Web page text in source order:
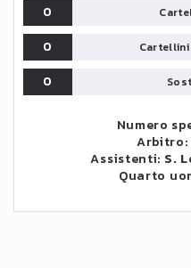
0
0
0
Numero
Arbitro:
Assistenti: S.
Quarto